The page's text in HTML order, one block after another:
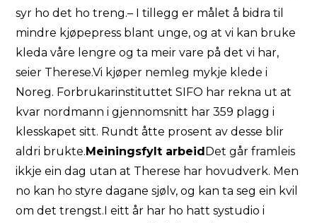
syr ho det ho treng.– I tillegg er målet å bidra til
mindre kjøpepress blant unge, og at vi kan bruke
kleda våre lengre og ta meir vare på det vi har,
seier Therese.Vi kjøper nemleg mykje klede i
Noreg. Forbrukarinstituttet SIFO har rekna ut at
kvar nordmann i gjennomsnitt har 359 plagg i
klesskapet sitt. Rundt åtte prosent av desse blir
aldri brukte.Meiningsfylt arbeidDet går framleis
ikkje ein dag utan at Therese har hovudverk. Men
no kan ho styre dagane sjølv, og kan ta seg ein kvil
om det trengst.I eitt år har ho hatt systudio i